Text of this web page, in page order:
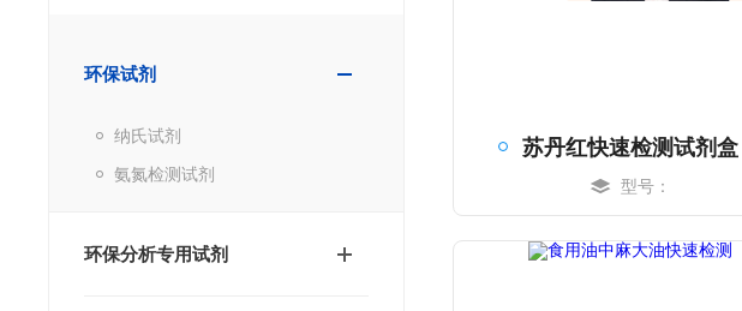
环保试剂
纳氏试剂
氨氮检测试剂
环保分析专用试剂
苏丹红快速检测试剂盒
型号：